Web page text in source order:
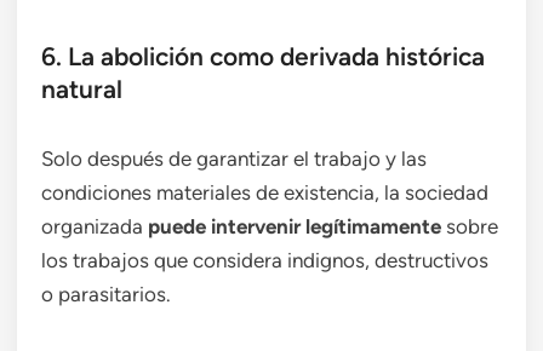
6. La abolición como derivada histórica
natural
Solo después de garantizar el trabajo y las
condiciones materiales de existencia, la sociedad
organizada puede intervenir legítimamente sobre
los trabajos que considera indignos, destructivos
o parasitarios.